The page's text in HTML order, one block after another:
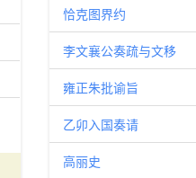
恰克图界约
李文襄公奏疏与文移
雍正朱批谕旨
乙卯入国奏请
高丽史